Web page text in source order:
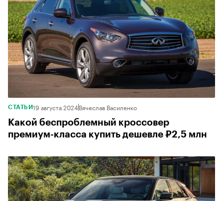
СТАТЬИ19 августа 2024Вячеслав Василенко
Какой беспроблемный кроссовер
премиум-класса купить дешевле ₽2,5 млн